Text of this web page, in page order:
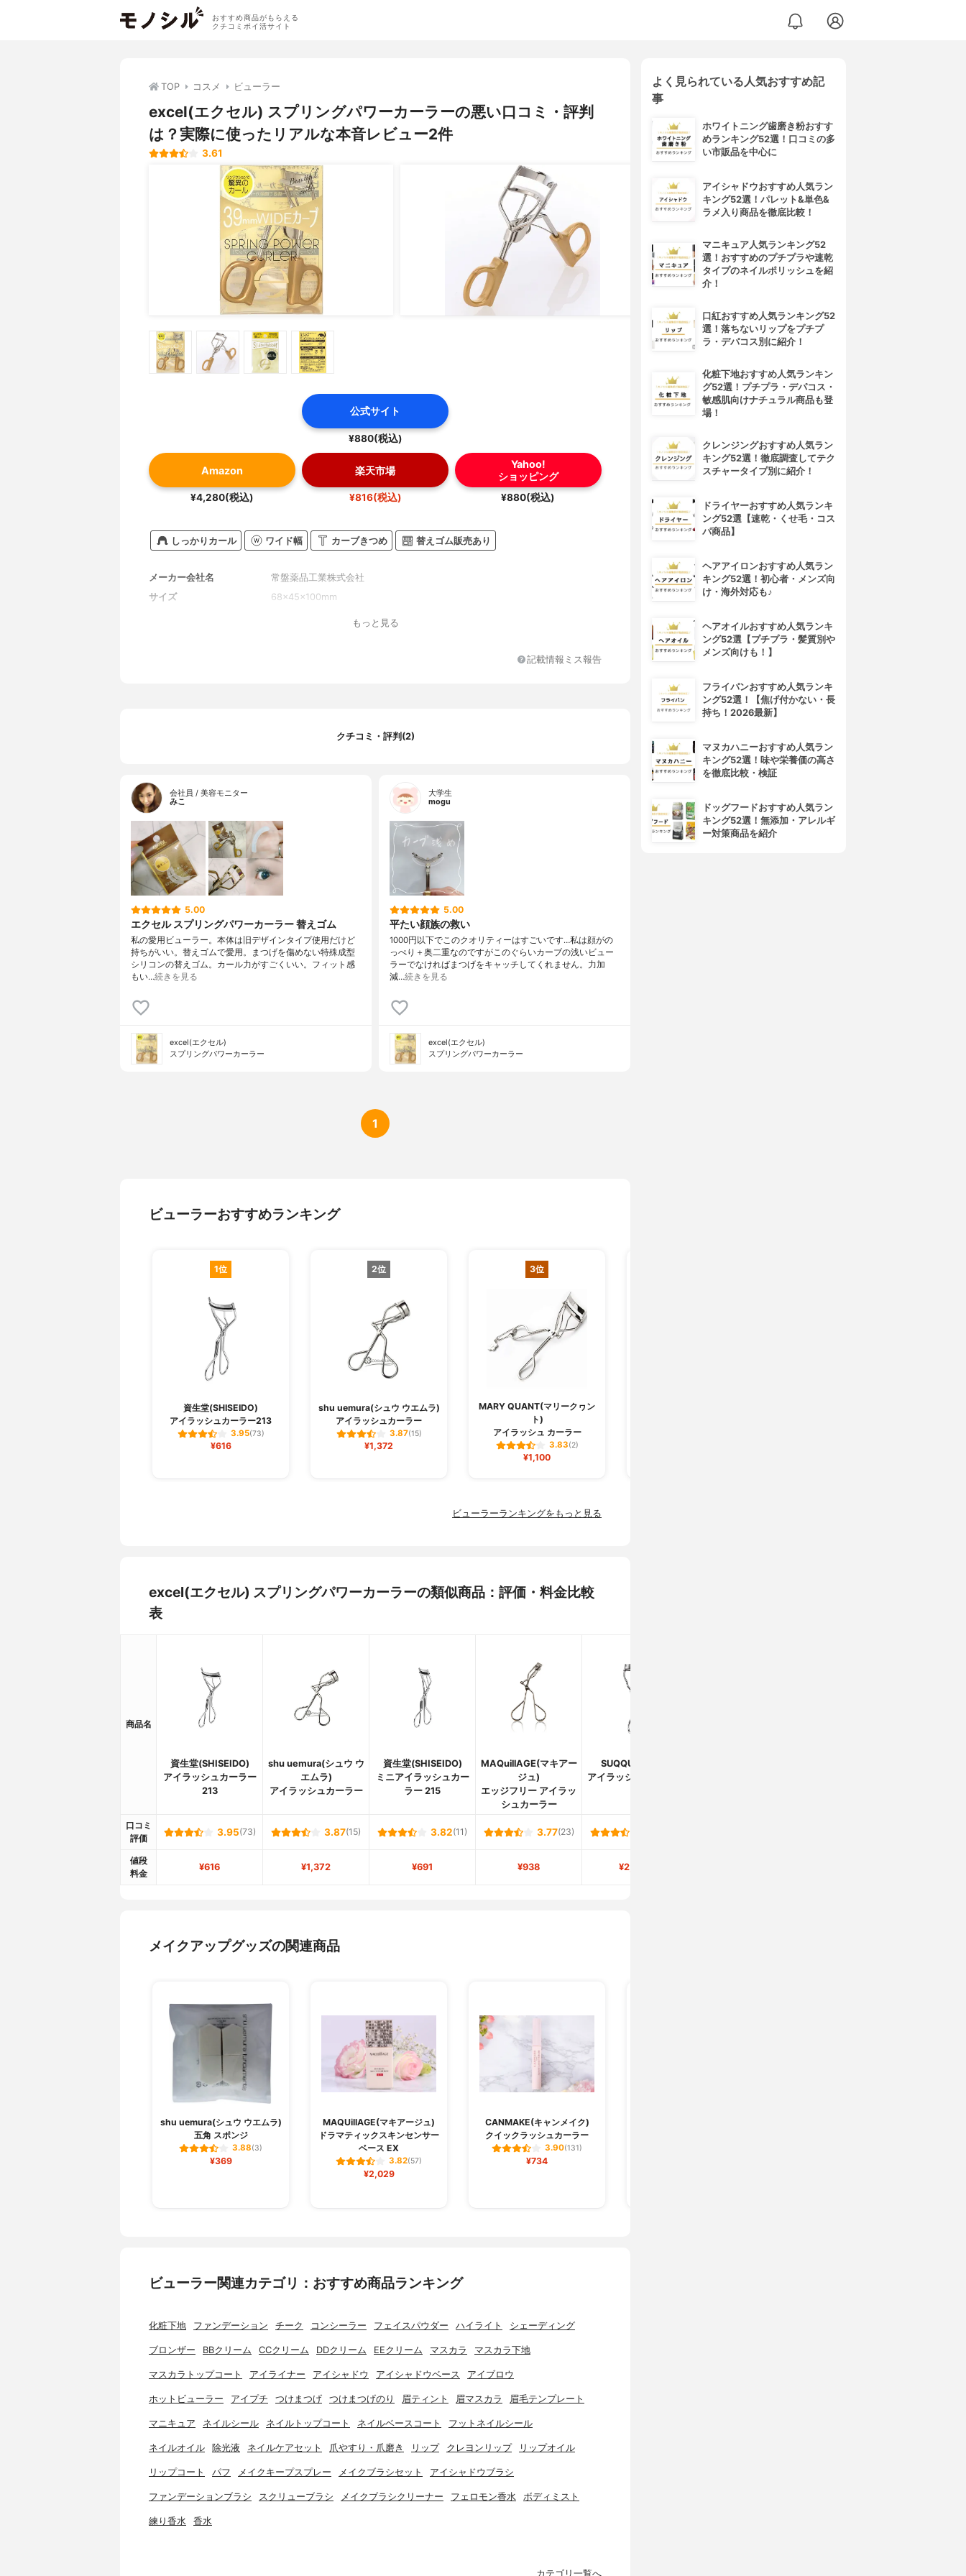
おすすめ商品がもらえる
クチコミポイ活サイト
TOP コスメ ビューラー
excel(エクセル) スプリングパワーカーラーの悪い口コミ・評判
は？実際に使ったリアルな本音レビュー2件
3.61
公式サイト
¥880(税込)
Amazon
¥4,280(税込)
楽天市場
¥816(税込)
Yahoo!
ショッピング
¥880(税込)
しっかりカール ワイド幅 カーブきつめ 替えゴム販売あり
メーカー会社名
常盤薬品工業株式会社
サイズ
68×45×100mm
もっと見る
記載情報ミス報告
クチコミ・評判(2)
会社員 / 美容モニター
みこ
5.00
エクセル スプリングパワーカーラー 替えゴム
私の愛用ビューラー。本体は旧デザインタイプ使用だけど
持ちがいい。替えゴムで愛用。まつげを傷めない特殊成型
シリコンの替えゴム。カール力がすごくいい。フィット感
もい…続きを見る
excel(エクセル)
スプリングパワーカーラー
大学生
mogu
5.00
平たい顔族の救い
1000円以下でこのクオリティーはすごいです…私は顔がの
っぺり＋奥二重なのですがこのぐらいカーブの浅いビュー
ラーでなければまつげをキャッチしてくれません。力加
減…続きを見る
excel(エクセル)
スプリングパワーカーラー
1
ビューラーおすすめランキング
1位
資生堂(SHISEIDO)
アイラッシュカーラー213
3.95(73)
¥616
2位
shu uemura(シュウ ウエムラ)
アイラッシュカーラー
3.87(15)
¥1,372
3位
MARY QUANT(マリークヮン
ト)
アイラッシュ カーラー
3.83(2)
¥1,100
ビューラーランキングをもっと見る
excel(エクセル) スプリングパワーカーラーの類似商品：評価・料金比較
表
商品名
資生堂(SHISEIDO)
アイラッシュカーラー
213
shu uemura(シュウ ウ
エムラ)
アイラッシュカーラー
資生堂(SHISEIDO)
ミニアイラッシュカー
ラー 215
MAQuillAGE(マキアー
ジュ)
エッジフリー アイラッ
シュカーラー
SUQQU(スック)
アイラッシュ カーラー
口コミ
評価
3.95(73) 3.87(15) 3.82(11) 3.77(23)
値段
料金
¥616 ¥1,372 ¥691 ¥938 ¥2,200
メイクアップグッズの関連商品
shu uemura(シュウ ウエムラ)
五角 スポンジ
3.88(3)
¥369
MAQUillAGE(マキアージュ)
ドラマティックスキンセンサー
ベース EX
3.82(57)
¥2,029
CANMAKE(キャンメイク)
クイックラッシュカーラー
3.90(131)
¥734
ビューラー関連カテゴリ：おすすめ商品ランキング
化粧下地 ファンデーション チーク コンシーラー フェイスパウダー ハイライト シェーディング
ブロンザー BBクリーム CCクリーム DDクリーム EEクリーム マスカラ マスカラ下地
マスカラトップコート アイライナー アイシャドウ アイシャドウベース アイブロウ
ホットビューラー アイプチ つけまつげ つけまつげのり 眉ティント 眉マスカラ 眉毛テンプレート
マニキュア ネイルシール ネイルトップコート ネイルベースコート フットネイルシール
ネイルオイル 除光液 ネイルケアセット 爪やすり・爪磨き リップ クレヨンリップ リップオイル
リップコート パフ メイクキープスプレー メイクブラシセット アイシャドウブラシ
ファンデーションブラシ スクリューブラシ メイクブラシクリーナー フェロモン香水 ボディミスト
練り香水 香水
カテゴリ一覧へ
よく見られている人気おすすめ記
事
ホワイトニング歯磨き粉おすす
めランキング52選！口コミの多
い市販品を中心に
アイシャドウおすすめ人気ラン
キング52選！パレット&単色&
ラメ入り商品を徹底比較！
マニキュア人気ランキング52
選！おすすめのプチプラや速乾
タイプのネイルポリッシュを紹
介！
口紅おすすめ人気ランキング52
選！落ちないリップをプチプ
ラ・デパコス別に紹介！
化粧下地おすすめ人気ランキン
グ52選！プチプラ・デパコス・
敏感肌向けナチュラル商品も登
場！
クレンジングおすすめ人気ラン
キング52選！徹底調査してテク
スチャータイプ別に紹介！
ドライヤーおすすめ人気ランキ
ング52選【速乾・くせ毛・コス
パ商品】
ヘアアイロンおすすめ人気ラン
キング52選！初心者・メンズ向
け・海外対応も♪
ヘアオイルおすすめ人気ランキ
ング52選【プチプラ・髪質別や
メンズ向けも！】
フライパンおすすめ人気ランキ
ング52選！【焦げ付かない・長
持ち！2026最新】
マヌカハニーおすすめ人気ラン
キング52選！味や栄養価の高さ
を徹底比較・検証
ドッグフードおすすめ人気ラン
キング52選！無添加・アレルギ
ー対策商品を紹介